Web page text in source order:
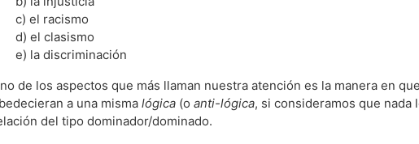
c) el racismo
d) el clasismo
e) la discriminación
de los aspectos que más llaman nuestra atención es la manera en
a una misma lógica (o anti-lógica, si consideramos que
del tipo dominador/dominado.